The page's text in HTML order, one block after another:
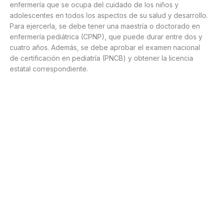
enfermería que se ocupa del cuidado de los niños y
adolescentes en todos los aspectos de su salud y desarrollo.
Para ejercerla, se debe tener una maestría o doctorado en
enfermería pediátrica (CPNP), que puede durar entre dos y
cuatro años. Además, se debe aprobar el examen nacional
de certificación en pediatría (PNCB) y obtener la licencia
estatal correspondiente.